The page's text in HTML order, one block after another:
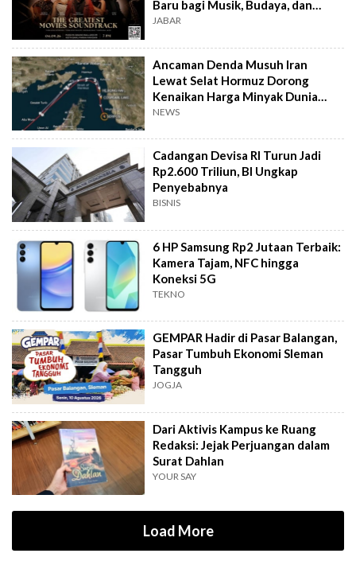
Baru bagi Musik, Budaya, dan
Komunitas
JABAR
Ancaman Denda Musuh Iran
Lewat Selat Hormuz Dorong
Kenaikan Harga Minyak Dunia
Awal Agustus 2026
NEWS
Cadangan Devisa RI Turun Jadi
Rp2.600 Triliun, BI Ungkap
Penyebabnya
BISNIS
6 HP Samsung Rp2 Jutaan Terbaik:
Kamera Tajam, NFC hingga
Koneksi 5G
TEKNO
GEMPAR Hadir di Pasar Balangan,
Pasar Tumbuh Ekonomi Sleman
Tangguh
JOGJA
Dari Aktivis Kampus ke Ruang
Redaksi: Jejak Perjuangan dalam
Surat Dahlan
YOUR SAY
Load More